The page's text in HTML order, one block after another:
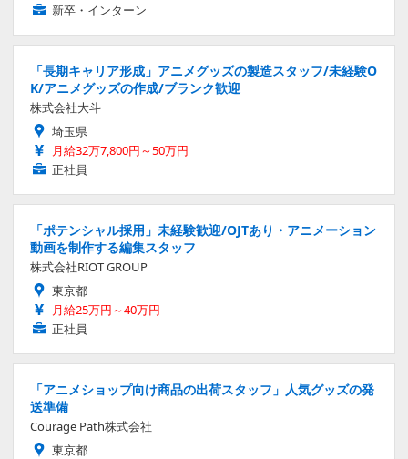
新卒・インターン
「長期キャリア形成」アニメグッズの製造スタッフ/未経験O
K/アニメグッズの作成/ブランク歓迎
株式会社大斗
埼玉県
月給32万7,800円～50万円
正社員
「ポテンシャル採用」未経験歓迎/OJTあり・アニメーション
動画を制作する編集スタッフ
株式会社RIOT GROUP
東京都
月給25万円～40万円
正社員
「アニメショップ向け商品の出荷スタッフ」人気グッズの発
送準備
Courage Path株式会社
東京都